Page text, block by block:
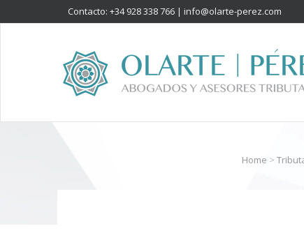
Contacto: +34 928 338 766 | info@olarte-perez.com
Home >